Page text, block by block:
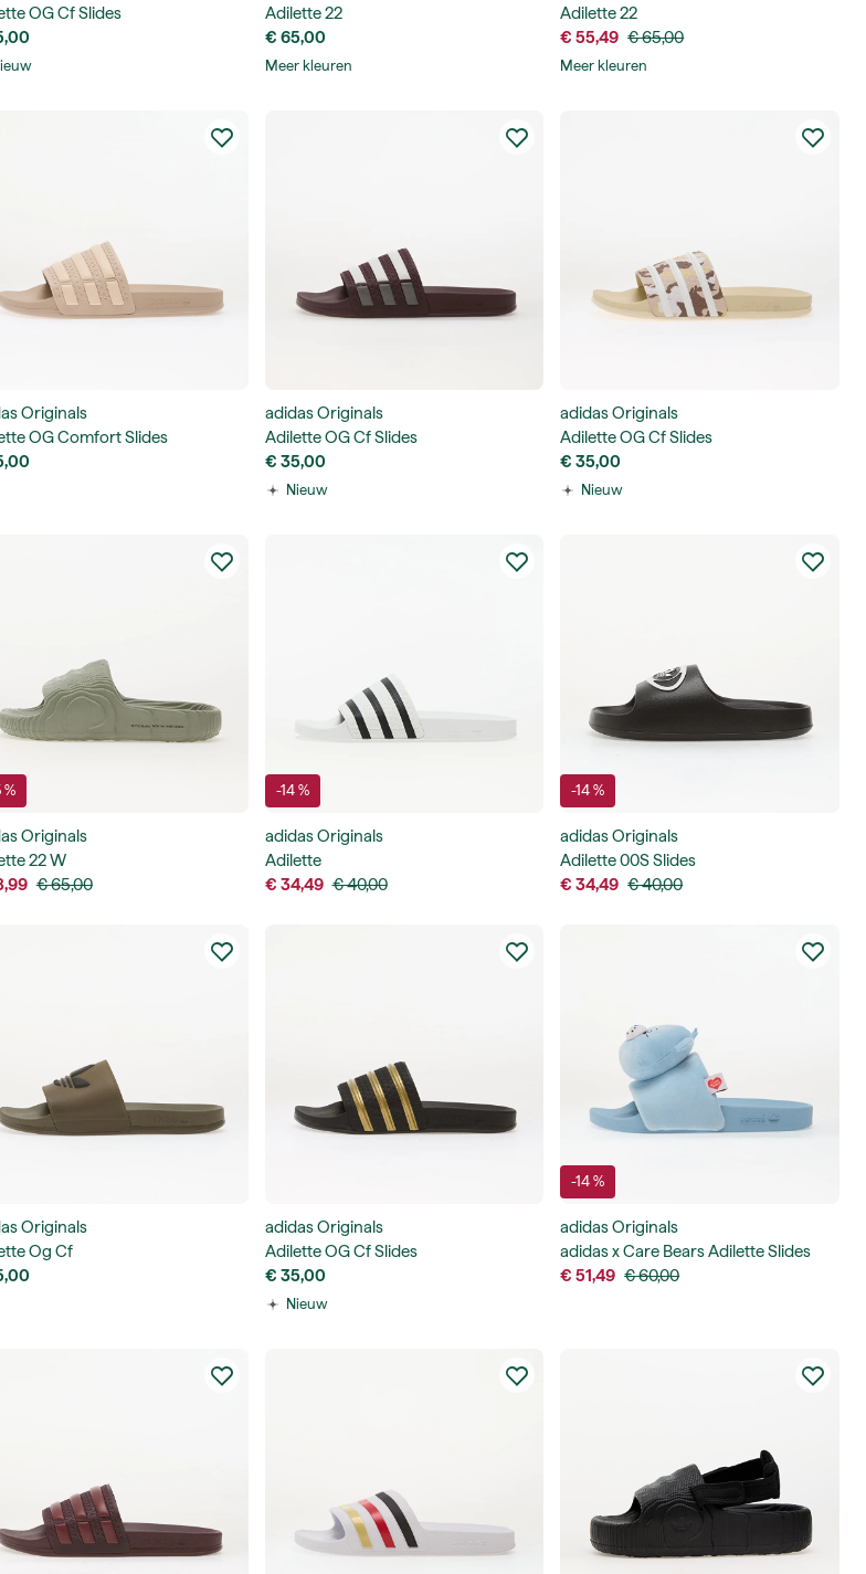
OG Cf Slides
Adilette 22
€ 65,00
Meer kleuren
Adilette 22
€ 55,49 € 65,00
Meer kleuren
Originals
OG Comfort Slides
adidas Originals
Adilette OG Cf Slides
€ 35,00
Nieuw
adidas Originals
Adilette OG Cf Slides
€ 35,00
Nieuw
%
Originals
22 W
€ 65,00
-14 %
adidas Originals
Adilette
€ 34,49 € 40,00
-14 %
adidas Originals
Adilette 00S Slides
€ 34,49 € 40,00
Originals
Og Cf
adidas Originals
Adilette OG Cf Slides
€ 35,00
Nieuw
-14 %
adidas Originals
adidas x Care Bears Adilette Slides
€ 51,49 € 60,00